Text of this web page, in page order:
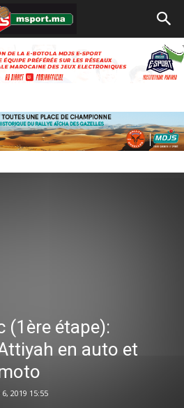
(1ère étape):
en auto et
2019 15:55